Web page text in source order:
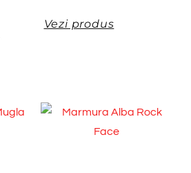
Vezi produs